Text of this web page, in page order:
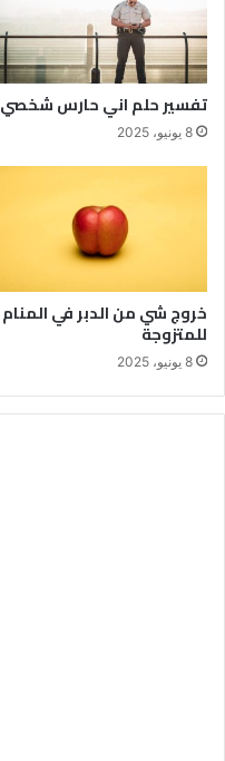
تفسير حلم اني حارس شخصي
8 يونيو، 2025
خروج شي من الدبر في المنام
للمتزوجة
8 يونيو، 2025